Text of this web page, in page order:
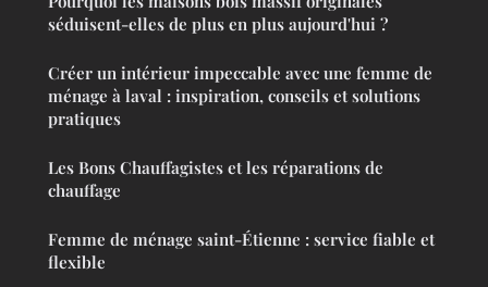
séduisent-elles de plus en plus aujourd'hui ?
Créer un intérieur impeccable avec une femme de
ménage à laval : inspiration, conseils et solutions
pratiques
Les Bons Chauffagistes et les réparations de
chauffage
Femme de ménage saint-Étienne : service fiable et
flexible